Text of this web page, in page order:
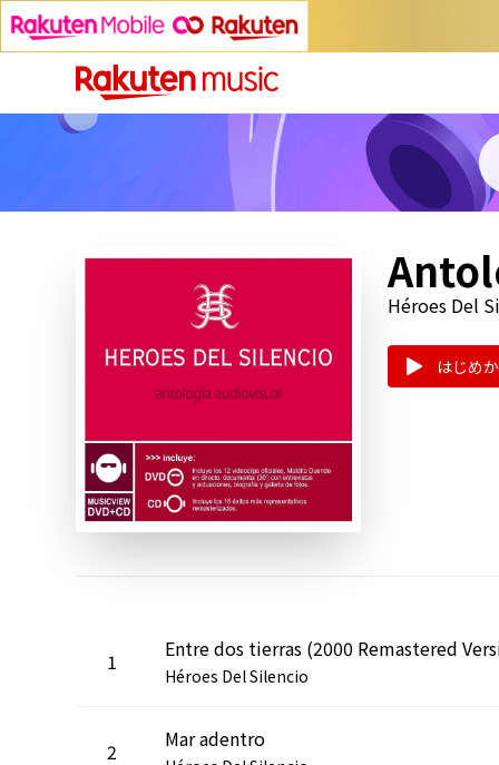
Héroes Del
はじめ
1
Héroes Del Silencio
2 Mar adentro